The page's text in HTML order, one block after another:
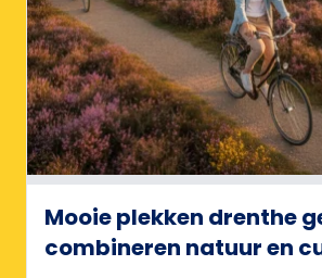
Mooie plekken drenthe
combineren natuur en